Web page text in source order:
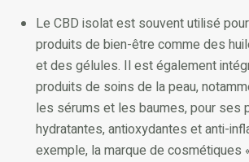
Le CBD isolat est souvent utilisé
produits de bien-être comme des
et des gélules. Il est également
produits de soins de la peau,
les sérums et les baumes, pour ses
hydratantes, antioxydantes et anti-
exemple, la marque de cosmétiques